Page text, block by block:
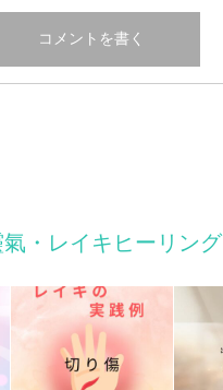
氣・レイキヒーリング